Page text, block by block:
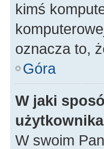
kimś
oznacza to,
Góra
W jaki
W swoim